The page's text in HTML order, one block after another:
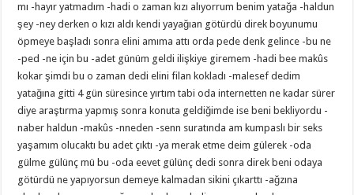
mı -hayır yatmadım -hadi o zaman kızı alıyorrum benim yatağa -haldun
şey -ney derken o kızı aldı kendi yayağıan götürdü direk boyunumu
öpmeye başladı sonra elini amıma attı orda pede denk gelince -bu ne
-ped -ne için bu -adet günüm geldi ilişkiye giremem -hadi bee makûs
kokar şimdi bu o zaman dedi elini filan kokladı -malesef dedim
yatağına gitti 4 gün süresince yırtım tabi oda internetten ne kadar sürer
diye araştırma yapmış sonra konuta geldiğimde ise beni bekliyordu -
naber haldun -makûs -nneden -senn suratında am kumpaslı bir seks
yaşamım olucaktı bu adet çıktı -ya merak etme deim gülerek -oda
gülme gülünç mü bu -oda eevet gülünç dedi sonra direk beni odaya
götürdü ne yapıyorsun demeye kalmadan sikini çıkarttı -ağzına